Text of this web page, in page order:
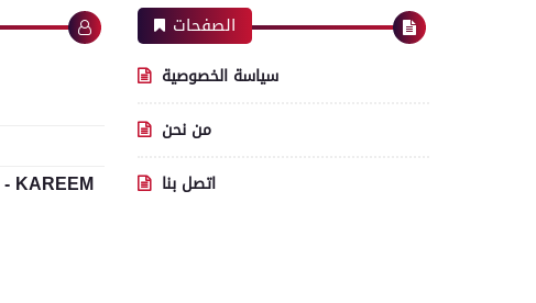
الصفحات
سياسة الخصوصية
من نحن
اتصل بنا